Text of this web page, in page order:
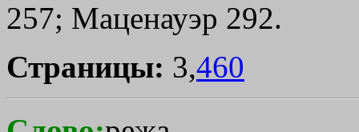
257; Маценауэр 292.
Страницы: 3,460